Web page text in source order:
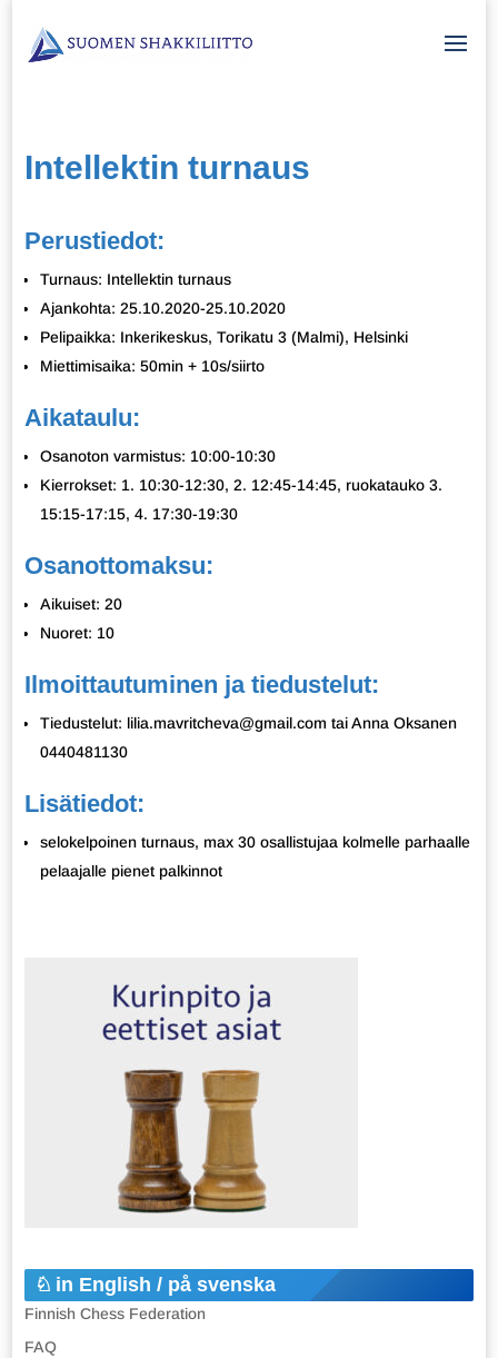
Intellektin turnaus
Perustiedot:
Turnaus: Intellektin turnaus
Ajankohta: 25.10.2020-25.10.2020
Pelipaikka: Inkerikeskus, Torikatu 3 (Malmi), Helsinki
Miettimisaika: 50min + 10s/siirto
Aikataulu:
Osanoton varmistus: 10:00-10:30
Kierrokset: 1. 10:30-12:30, 2. 12:45-14:45, ruokatauko 3.
15:15-17:15, 4. 17:30-19:30
Osanottomaksu:
Aikuiset: 20
Nuoret: 10
Ilmoittautuminen ja tiedustelut:
Tiedustelut: lilia.mavritcheva@gmail.com tai Anna Oksanen
0440481130
Lisätiedot:
selokelpoinen turnaus, max 30 osallistujaa kolmelle parhaalle
pelaajalle pienet palkinnot
in English / på svenska
Finnish Chess Federation
FAQ